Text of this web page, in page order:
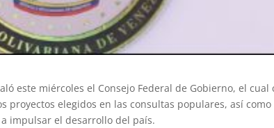
este miércoles el Consejo Federal de Gobierno, el
proyectos elegidos en las consultas populares, así
impulsar el desarrollo del país.